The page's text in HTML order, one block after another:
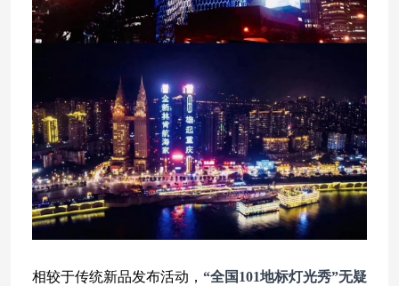
相较于传统新品发布活动， “全国101地标灯光秀”无疑